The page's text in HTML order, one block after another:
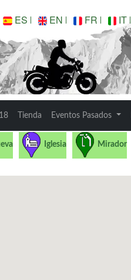
ES EN FR IT
Tienda Eventos Pasados
Iglesia Mirador